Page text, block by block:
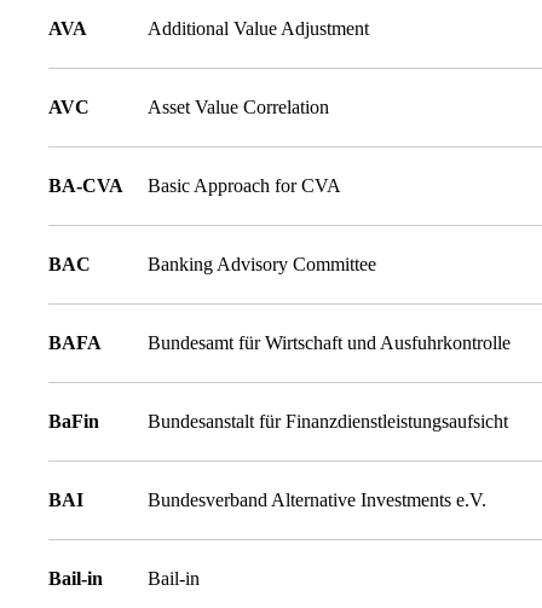
AVA Additional Value Adjustment
AVC Asset Value Correlation
BA-CVA Basic Approach for CVA
BAC Banking Advisory Committee
BAFA Bundesamt für Wirtschaft und Ausfuhrkontrolle
BaFin Bundesanstalt für Finanzdienstleistungsaufsicht
BAI Bundesverband Alternative Investments e.V.
Bail-in Bail-in